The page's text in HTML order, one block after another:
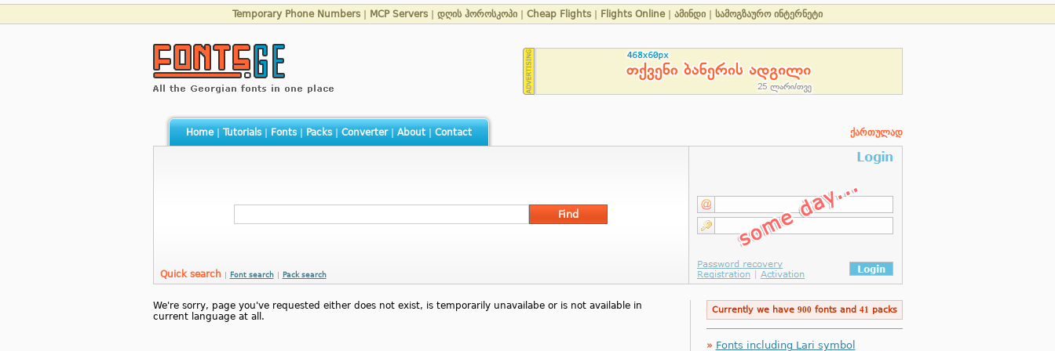
Temporary Phone Numbers MCP Servers დღის ჰოროსკოპი Cheap Flights Flights Online| ამინდი სამოგზაურო ინტერნეტი
Home| Tutorials| Fonts| Packs| Converter| About| Contact ქართულად
Quick search Font search Pack search
We're sorry, page you've requested either does not exist, is temporarily unavailabe or is not available in
current language at all.
Currently we have 900 fonts and 41 packs
» Fonts including Lari symbol